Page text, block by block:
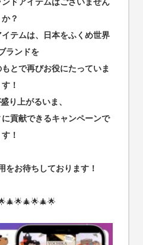
か？
テムは、日本をふくめ世界
ランドを
とで再びお役にたっていま
す！
り上がるいま、
貢献できるキャンペーンで
す！
をお待ちしております！